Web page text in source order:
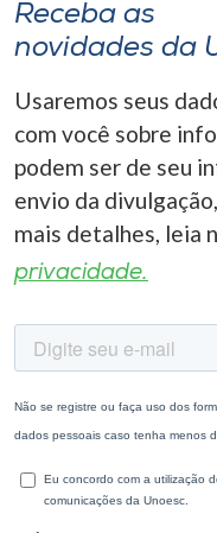
Receba as
novidades da
Usaremos seus
com você sobre
podem ser de seu
envio da
mais detalhes, leia
privacidade.